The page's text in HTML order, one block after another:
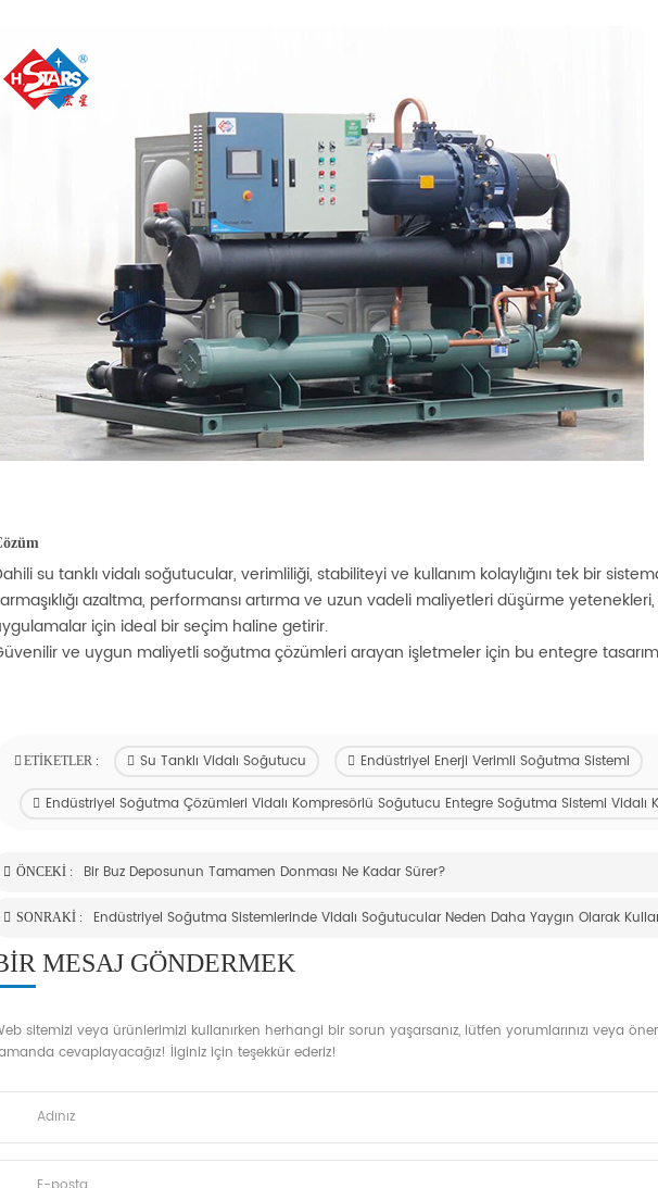
su tanklı vidalı soğutucular, verimliliği, stabiliteyi ve kullanım kolaylığını tek bir
azaltma, performansı artırma ve uzun vadeli maliyetleri düşürme
için ideal bir seçim haline getirir.
ve uygun maliyetli soğutma çözümleri arayan işletmeler için bu entegre
ETIKETLER : Su Tanklı Vidalı Soğutucu Endüstriyel Enerji Verimli Soğutma Sistemi
Endüstriyel Soğutma Çözümleri Vidalı Kompresörlü Soğutucu Entegre Soğutma Sistemi Vidalı
ÖNCEKI : Bir Buz Deposunun Tamamen Donması Ne Kadar Sürer?
SONRAKI : Endüstriyel Soğutma Sistemlerinde Vidalı Soğutucular Neden Daha Yaygın Olarak
MESAJ GÖNDERMEK
sitemizi veya ürünlerimizi kullanırken herhangi bir sorun yaşarsanız, lütfen yorumlarınızı veya
cevaplayacağız! İlginiz için teşekkür ederiz!